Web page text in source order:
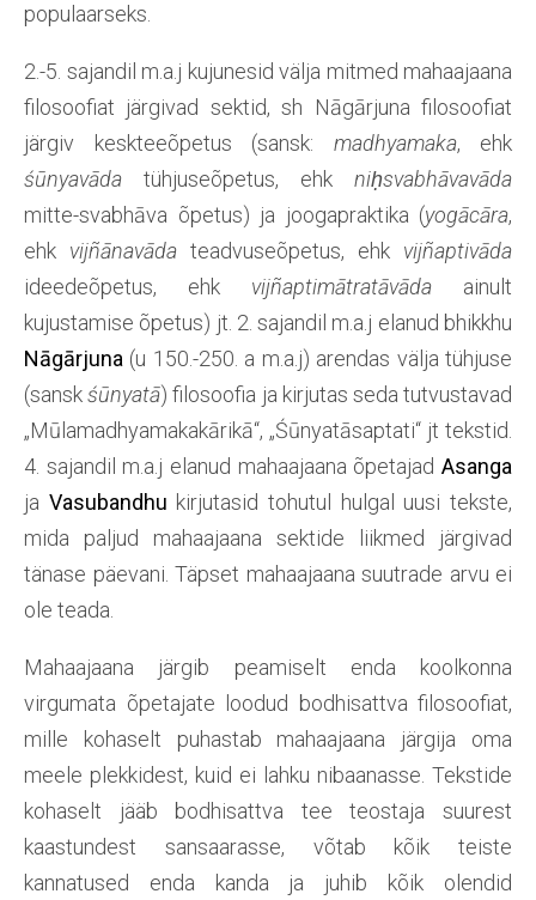
populaarseks.
2.-5. sajandil m.a.j kujunesid välja mitmed mahaajaana
filosoofiat järgivad sektid, sh Nāgārjuna filosoofiat
järgiv keskteeõpetus (sansk: madhyamaka, ehk
śūnyavāda tühjuseõpetus, ehk niḥsvabhāvavāda
mitte-svabhāva õpetus) ja joogapraktika (yogācāra,
ehk vijñānavāda teadvuseõpetus, ehk vijñaptivāda
ideedeõpetus, ehk vijñaptimātratāvāda ainult
kujustamise õpetus) jt. 2. sajandil m.a.j elanud bhikkhu
Nāgārjuna (u 150.-250. a m.a.j) arendas välja tühjuse
(sanskśūnyatā) filosoofia ja kirjutas seda tutvustavad
„Mūlamadhyamakakārikā“, „Śūnyatāsaptati“ jt tekstid.
4. sajandil m.a.j elanud mahaajaana õpetajad Asanga
ja Vasubandhu kirjutasid tohutul hulgal uusi tekste,
mida paljud mahaajaana sektide liikmed järgivad
tänase päevani. Täpset mahaajaana suutrade arvu ei
ole teada.
Mahaajaana järgib peamiselt enda koolkonna
virgumata õpetajate loodud bodhisattva filosoofiat,
mille kohaselt puhastab mahaajaana järgija oma
meele plekkidest, kuid ei lahku nibaanasse. Tekstide
kohaselt jääb bodhisattva tee teostaja suurest
kaastundest sansaarasse, võtab kõik teiste
kannatused enda kanda ja juhib kõik olendid